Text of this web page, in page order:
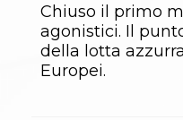
Chiuso il primo
agonistici. Il
della lotta
Europei.